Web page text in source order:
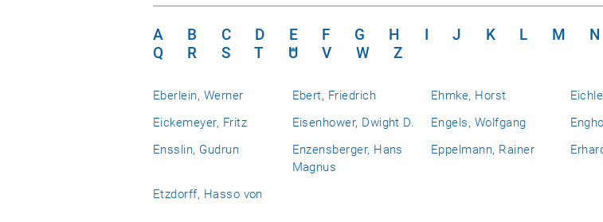
A B C D E F G H I J K L M N
Q
R S T U V W Z
Eberlein, Werner Ebert, Friedrich Ehmke, Horst
Eickemeyer, Fritz
Eisenhower, Dwight D. Engels, Wolfgang
Ensslin, Gudrun
Enzensberger, Hans
Magnus
Eppelmann, Rainer
Etzdorff, Hasso von